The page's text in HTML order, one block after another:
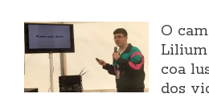
O
coa
dos